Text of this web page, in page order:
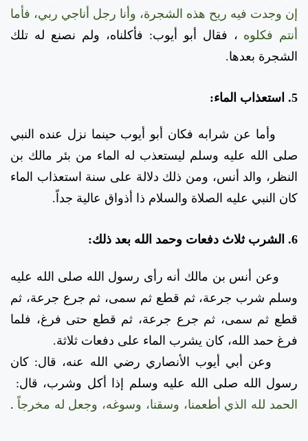
إن وجدت فيه ريح هذه الشجرة، وأنا رجل أناجي ربي، فأما
أنتم فكلوه ، فقال أبو أيوب: فأكلناه، ولم نصنع له تلك
الشجرة بعدها.
5. استعذاب الماء:
وأما عن شرابه فكان أبو أيوب حينما نزل عنده النبي
صلى الله عليه وسلم ليستعذب له الماء من بئر مالك بن
النظر، والد أنس، ومن ذلك دلالة على سنة استعذاب الماء
كان النبي عليه الصلاة والسلام ذا أذواق عالية جداً.
6. الشرب ثلاث دفعات وحمد الله بعد ذلك:
وعن أنس بن مالك أنه رأى رسول الله صلى الله عليه
وسلم شرب جرعة، ثم قطع ثم سمى، ثم جرع جرعة، ثم
قطع ثم سمى، ثم جرع جرعة، ثم قطع حتى فرغ، فلما
فرغ حمد الله، كان يشرب الماء على دفعات ثلاثة.
وعن أبي أيوب الأنصاري رضي الله عنه، قال: كان
رسول الله صلى الله عليه وسلم إذا أكل وشرب، قال:
الحمد لله الذي أطعمنا، وسقنا، وسوغه، وجعل له مخرجاً .